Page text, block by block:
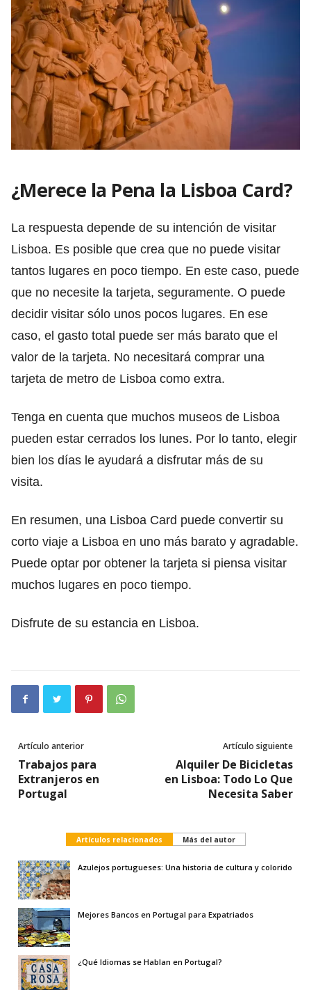
¿Merece la Pena la Lisboa Card?
La respuesta depende de su intención de visitar
Lisboa. Es posible que crea que no puede visitar
tantos lugares en poco tiempo. En este caso, puede
que no necesite la tarjeta, seguramente. O puede
decidir visitar sólo unos pocos lugares. En ese
caso, el gasto total puede ser más barato que el
valor de la tarjeta. No necesitará comprar una
tarjeta de metro de Lisboa como extra.
Tenga en cuenta que muchos museos de Lisboa
pueden estar cerrados los lunes. Por lo tanto, elegir
bien los días le ayudará a disfrutar más de su
visita.
En resumen, una Lisboa Card puede convertir su
corto viaje a Lisboa en uno más barato y agradable.
Puede optar por obtener la tarjeta si piensa visitar
muchos lugares en poco tiempo.
Disfrute de su estancia en Lisboa.
Artículo anterior
Trabajos para
Extranjeros en
Portugal
Artículo siguiente
Alquiler De Bicicletas
en Lisboa: Todo Lo Que
Necesita Saber
Artículos relacionados Más del autor
Azulejos portugueses: Una historia de cultura y colorido
Mejores Bancos en Portugal para Expatriados
¿Qué Idiomas se Hablan en Portugal?